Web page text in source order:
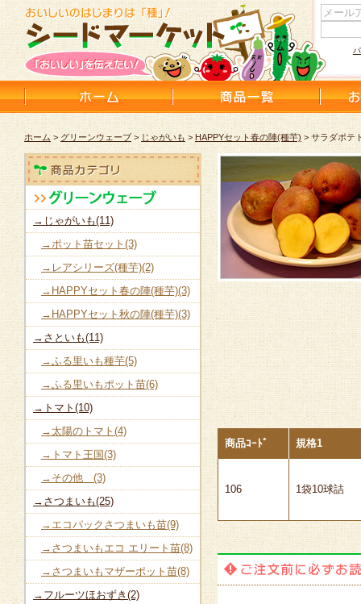
ホーム > グリーンウェーブ> じゃがいも >HAPPYセット春の陣(種芋) > サラダポテ
商品ｺｰﾄﾞ 規格1
106 1袋10球詰
→じゃがいも(11)
→ポット苗セット(3)
→レアシリーズ(種芋)(2)
→HAPPYセット春の陣(種芋)(3)
→HAPPYセット秋の陣(種芋)(3)
→さといも(11)
→ふる里いも種芋(5)
→ふる里いもポット苗(6)
→トマト(10)
→太陽のトマト(4)
→トマト王国(3)
→その他 (3)
→さつまいも(25)
→エコパックさつまいも苗(9)
→さつまいもエコ エリート苗(8)
→さつまいもマザーポット苗(8)
→フルーツほおずき(2)